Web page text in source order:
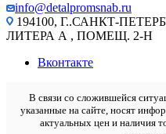
info@detalpromsnab.ru
194100, Г..САНКТ-
ЛИТЕРА А , ПОМЕЩ. 2-Н
Вконтакте
В связи со сложившейся
указанные на сайте, носят
актуальных цен и наличия